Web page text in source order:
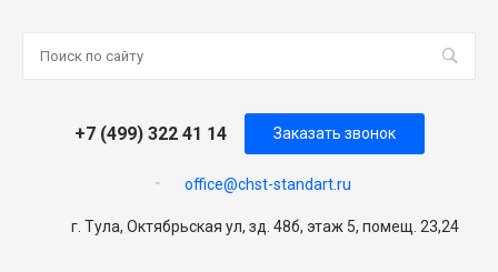
+7 (499) 322 41 14
office@chst-standart.ru
Заказать звонок
г. Тула, Октябрьская ул, зд. 48б, этаж 5, помещ. 23,24